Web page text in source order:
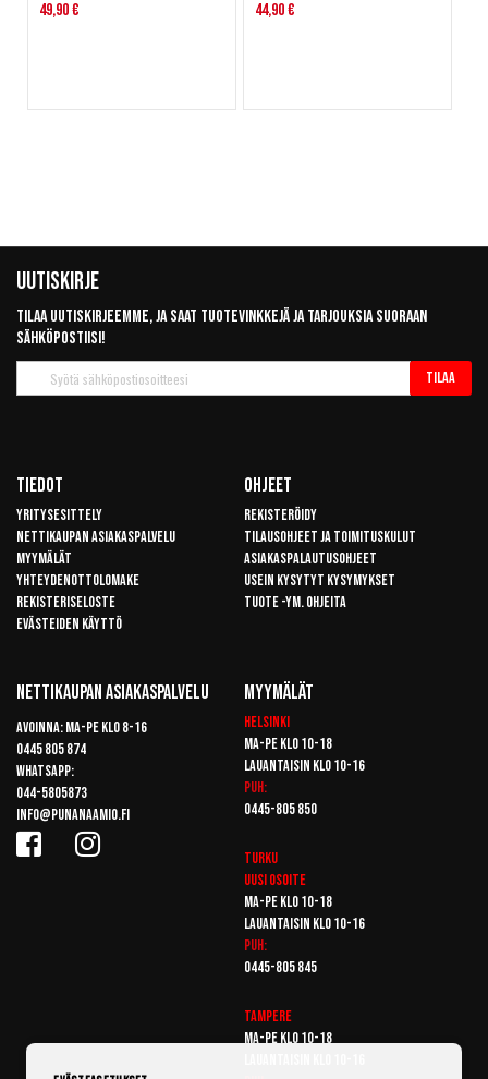
49,90 € 44,90 €
Uutiskirje
Tilaa uutiskirjeemme, ja saat tuotevinkkejä ja tarjouksia suoraan
sähköpostiisi!
uutiskirje
Tilaa
Tiedot
Yritysesittely
Nettikaupan asiakaspalvelu
Myymälät
Yhteydenottolomake
Rekisteriseloste
Evästeiden käyttö
Ohjeet
Rekisteröidy
Tilausohjeet ja toimituskulut
Asiakaspalautusohjeet
Usein kysytyt kysymykset
Tuote -ym. ohjeita
Nettikaupan Asiakaspalvelu
Avoinna: Ma-pe klo 8-16
0445 805 874
Whatsapp:
044-5805873
info@punanaamio.fi
Myymälät
Helsinki
Ma-pe klo 10-18
Lauantaisin klo 10-16
Puh:
0445-805 850
Turku
Uusi osoite
Ma-pe klo 10-18
Lauantaisin klo 10-16
Puh:
0445-805 845
Tampere
Ma-pe klo 10-18